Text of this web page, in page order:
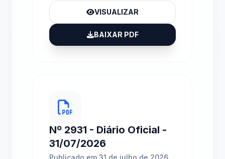
VISUALIZAR
BAIXAR PDF
Nº 2931 - Diário Oficial -
31/07/2026
Publicado em 31 de julho de 2026